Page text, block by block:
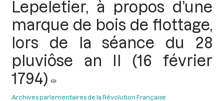
Lepeletier, à propos d’une
marque de bois de flottage,
lors de la séance du 28
pluviôse an II (16 février
1794)
Archives parlementaires de la Révolution Française